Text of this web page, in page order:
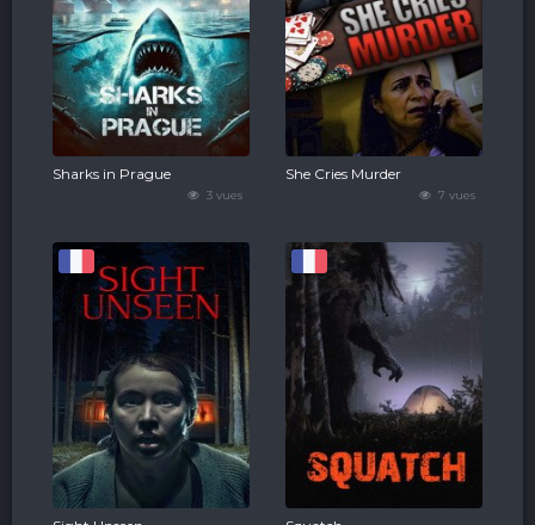
3 vues
Sharks in Prague
7 vues
She Cries Murder